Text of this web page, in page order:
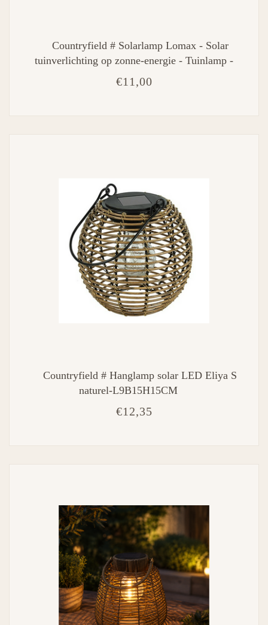
Countryfield # Solarlamp Lomax - Solar
tuinverlichting op zonne-energie - Tuinlamp -
Roestig uiterlijk - 50 cm
€11,00
Countryfield # Hanglamp solar LED Eliya S
naturel-L9B15H15CM
€12,35